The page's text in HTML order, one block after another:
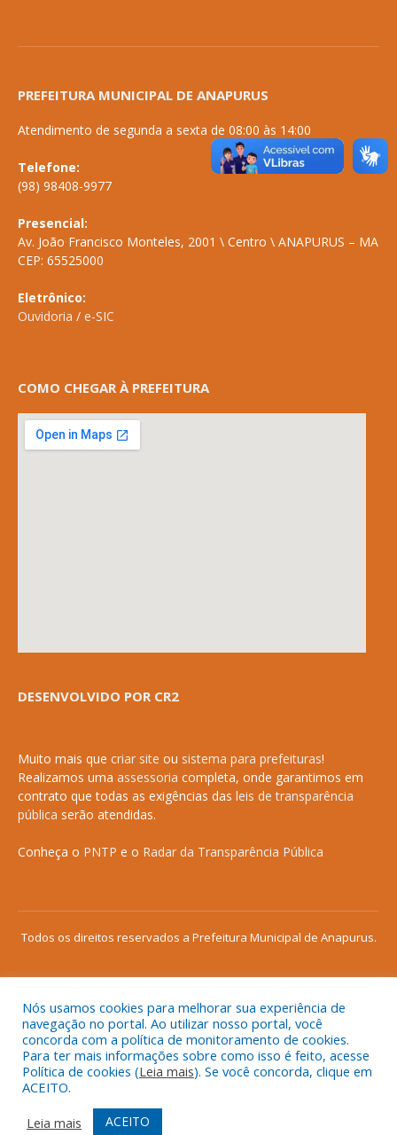
PREFEITURA MUNICIPAL DE ANAPURUS
Atendimento de segunda a sexta de 08:00 às 14:00
Telefone:
(98) 98408-9977
Presencial:
Av. João Francisco Monteles, 2001 \ Centro \ ANAPURUS – MA
CEP: 65525000
Eletrônico:
Ouvidoria / e-SIC
COMO CHEGAR À PREFEITURA
DESENVOLVIDO POR CR2
Muito mais que criar site ou sistema para prefeituras!
Realizamos uma assessoria completa, onde garantimos em
contrato que todas as exigências das leis de transparência
pública serão atendidas.
Conheça o PNTP e o Radar da Transparência Pública
Todos os direitos reservados a Prefeitura Municipal de Anapurus.
Mapa do Site
Acessar Área Administrativa
Acessar o Webmail
Nós usamos cookies para melhorar sua experiência de
navegação no portal. Ao utilizar nosso portal, você
concorda com a política de monitoramento de cookies.
Para ter mais informações sobre como isso é feito, acesse
Política de cookies (Leia mais). Se você concorda, clique em
ACEITO.
Leia mais
ACEITO